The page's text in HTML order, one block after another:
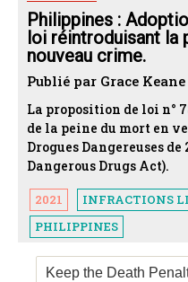
Philippines :
loi réintroduisant la
nouveau crime.
Publié par Grace
La proposition de loi n°
de la peine du mort en
Drogues Dangereuses
Dangerous Drugs Act).
2021
INFRACTIONS
PHILIPPINES